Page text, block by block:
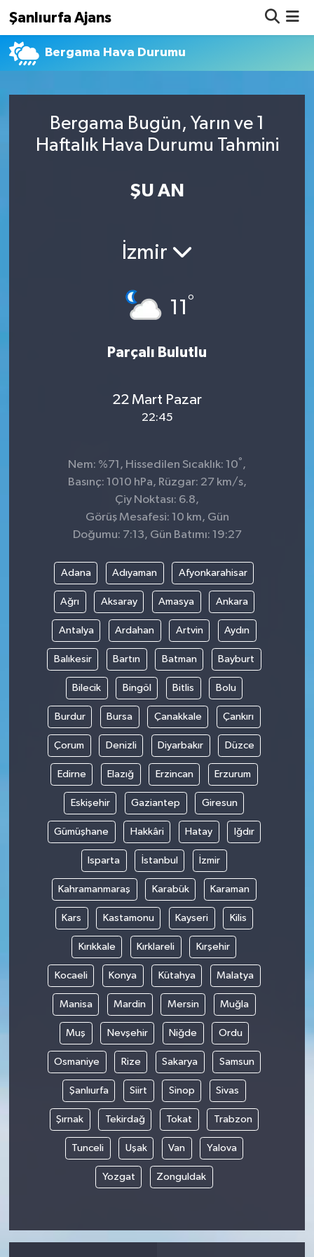
Şanlıurfa Ajans
Bergama Hava Durumu
Bergama Bugün, Yarın ve 1
Haftalık Hava Durumu Tahmini
ŞU AN
İzmir
11°
Parçalı Bulutlu
22 Mart Pazar
22:45
Nem: %71, Hissedilen Sıcaklık: 10° ,
Basınç: 1010 hPa, Rüzgar: 27 km/s,
Çiy Noktası: 6.8,
Görüş Mesafesi: 10 km, Gün
Doğumu: 7:13, Gün Batımı: 19:27
Adana Adıyaman Afyonkarahisar
Ağrı Aksaray Amasya Ankara
Antalya Ardahan Artvin Aydın
Balıkesir Bartın Batman Bayburt
Bilecik Bingöl Bitlis Bolu
Burdur Bursa Çanakkale Çankırı
Çorum Denizli Diyarbakır Düzce
Edirne Elazığ Erzincan Erzurum
Eskişehir Gaziantep Giresun
Gümüşhane Hakkâri Hatay Iğdır
Isparta İstanbul İzmir
Kahramanmaraş Karabük Karaman
Kars Kastamonu Kayseri Kilis
Kırıkkale Kırklareli Kırşehir
Kocaeli Konya Kütahya Malatya
Manisa Mardin Mersin Muğla
Muş Nevşehir Niğde Ordu
Osmaniye Rize Sakarya Samsun
Şanlıurfa Siirt Sinop Sivas
Şırnak Tekirdağ Tokat Trabzon
Tunceli Uşak Van Yalova
Yozgat Zonguldak
Nöbetçi Eczaneler
Namaz Vakitleri
Süper Lig Puan Durumu ve Fikstür